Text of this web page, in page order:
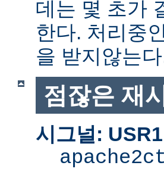
데는 몇 초가
한다. 처리중
을 받지않는
점잖은 재
시그널: USR1